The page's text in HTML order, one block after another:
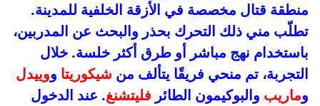
منطقة قتال مخصصة في الأزقة الخلفية للمدينة.
تطلّب مني ذلك التحرك بحذر والبحث عن المدربين،
باستخدام نهج مباشر أو طرق أكثر خلسة. خلال
التجربة، تم منحي فريقًا يتألف من شيكوريتا ووييدل
وماريب والبوكيمون الطائر فليتشنغ. عند الدخول